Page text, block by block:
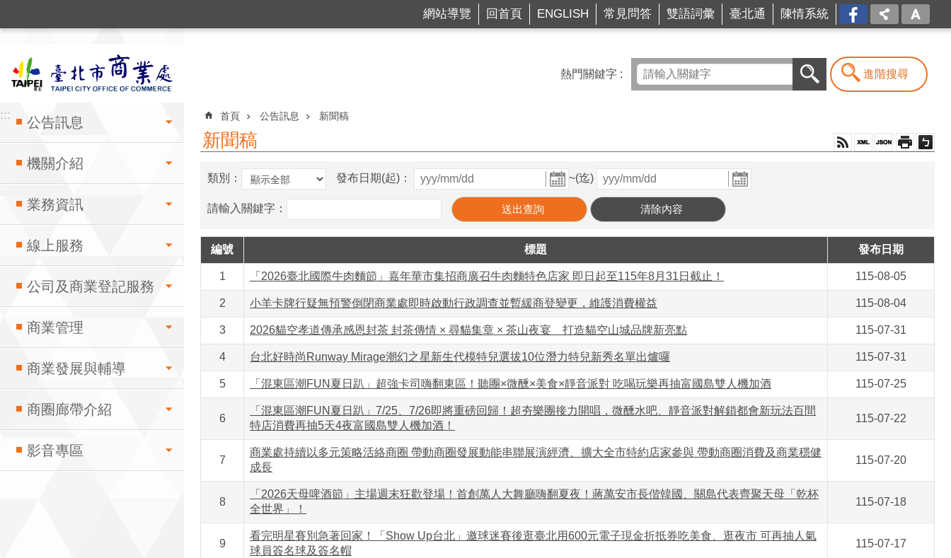
網站導覽 回首頁 ENGLISH 常見問答 雙語詞彙 臺北通 陳情系統 FB
::: 公告訊息
機關介紹
業務資訊
線上服務
公司及商業登記服務
商業管理
商業發展與輔導
商圈廊帶介紹
影音專區
熱門關鍵字 進階搜尋
:::
首頁 公告訊息 新聞稿
新聞稿
類別： 發布日期(起)： ~(迄)
請輸入關鍵字：
編號 標題 發布日期
1 「2026臺北國際牛肉麵節」嘉年華市集招商廣召牛肉麵特色店家 即日起至115年8月31日截止！ 115-08-05
2 小羊卡牌行疑無預警倒閉商業處即時啟動行政調查並暫緩商登變更，維護消費權益 115-08-04
3 2026貓空孝道傳承感恩封茶 封茶傳情 × 尋貓集章 × 茶山夜宴 打造貓空山城品牌新亮點 115-07-31
4 台北好時尚Runway Mirage潮幻之星新生代模特兒選拔10位潛力特兒新秀名單出爐囉 115-07-31
5 「混東區潮FUN夏日趴」超強卡司嗨翻東區！聽團×微醺×美食×靜音派對 吃喝玩樂再抽富國島雙人機加酒 115-07-25
6
「混東區潮FUN夏日趴」7/25、7/26即將重磅回歸！超夯樂團接力開唱，微醺水吧、靜音派對解鎖都會新玩法百間
特店消費再抽5天4夜富國島雙人機加酒！
115-07-22
7
商業處持續以多元策略活絡商圈 帶動商圈發展動能串聯展演經濟、擴大全市特約店家參與 帶動商圈消費及商業穩健
成長
115-07-20
8
「2026天母啤酒節」主場週末狂歡登場！首創萬人大舞廳嗨翻夏夜！蔣萬安市長偕韓國、關島代表齊聚天母「乾杯
全世界」！
115-07-18
9
看完明星賽別急著回家！「Show Up台北」邀球迷賽後逛臺北用600元電子現金折抵券吃美食、逛夜市 可再抽人氣
球員簽名球及簽名帽
115-07-17